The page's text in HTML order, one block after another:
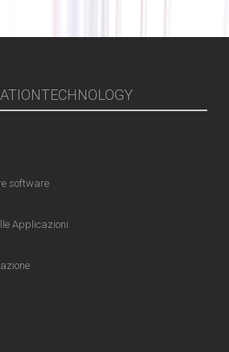
software
Applicazioni